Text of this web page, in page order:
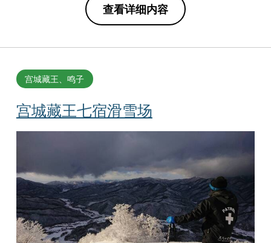
查看详细内容
宫城藏王七宿滑雪场
宫城藏王、鸣子